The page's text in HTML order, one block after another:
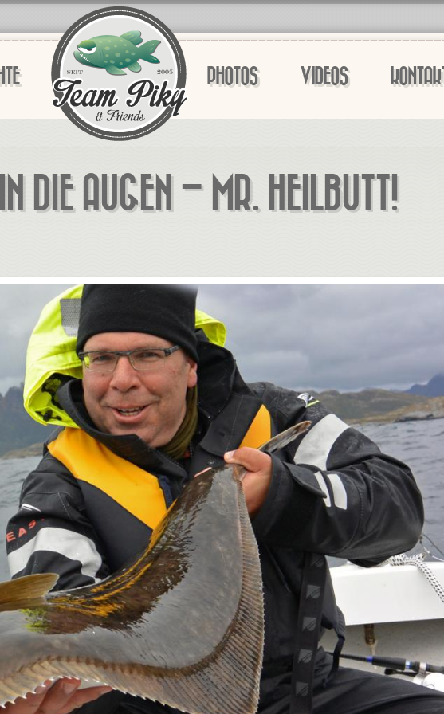
PHOTOS VIDEOS KONTAKT
DIE AUGEN – MR. HEILBUTT!